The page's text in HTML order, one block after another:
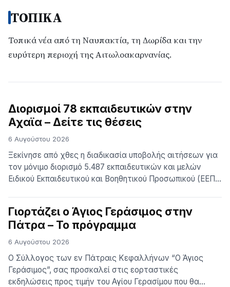
εξέλιξη
οι
εργασίες
ΔΕΔΔΗΕ
την
της
βλάβης
ΤΟΠΙΚΑ
Τοπικά νέα από τη Ναυπακτία, τη Δωρίδα και την
ευρύτερη περιοχή της Αιτωλοακαρνανίας.
Διορισμοί 78 εκπαιδευτικών στην
Αχαϊα – Δείτε τις θέσεις
6 Αυγούστου 2026
Ξεκίνησε από χθες η διαδικασία υποβολής αιτήσεων για
τον µόνιµο διορισµό 5.487 εκπαιδευτικών και µελών
Ειδικού Εκπαιδευτικού και Βοηθητικού Προσωπικού (ΕΕΠ-
αποκλειστική και λήγει τη ∆ευτέρα 10 Αυγούστου 2026 Η
ΚΑΤΑΝΟΜΗ ΤΩΝ ΘΕΣΕΩΝ ΣΤΗΝ ΑΧΑΪΑ Σύµφωνα µε τα
στοιχεία των […]
Γιορτάζει ο Άγιος Γεράσιμος στην
Πάτρα – Το πρόγραμμα
6 Αυγούστου 2026
Ο Σύλλογος των εν Πάτραις Κεφαλλήνων “Ο Άγιος
Γεράσιμος”, σας προσκαλεί στις εορταστικές
εκδηλώσεις προς τιμήν του Αγίου Γερασίμου που θα